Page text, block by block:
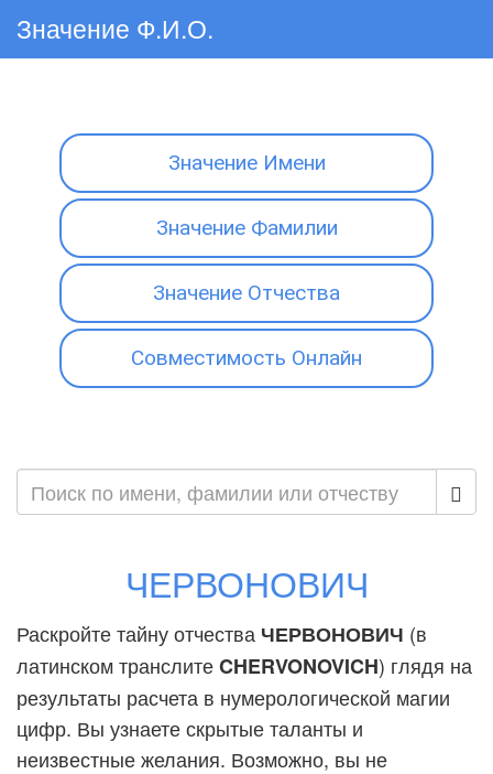
Значение Ф.И.О.
Значение Имени
Значение Фамилии
Значение Отчества
Совместимость Онлайн
ЧЕРВОНОВИЧ
Раскройте тайну отчества ЧЕРВОНОВИЧ (в
латинском транслитеCHERVONOVICH) глядя на
результаты расчета в нумерологической магии
цифр. Вы узнаете скрытые таланты и
неизвестные желания. Возможно, вы не